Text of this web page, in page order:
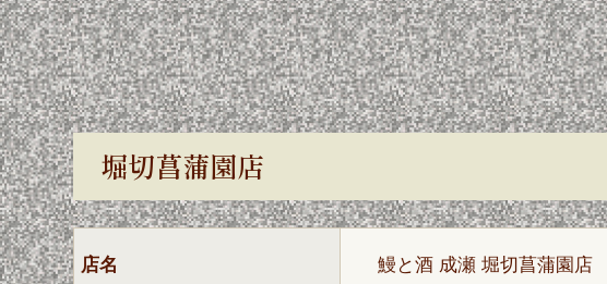
堀切菖蒲園店
店名 鰻と酒 成瀬 堀切菖蒲園店